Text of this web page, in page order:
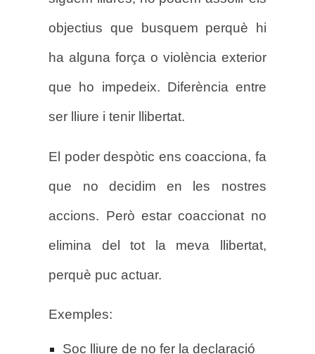
objectius que busquem perquè hi
ha alguna força o violència exterior
que ho impedeix. Diferència entre
ser lliure i tenir llibertat.
El poder despòtic ens coacciona, fa
que no decidim en les nostres
accions. Però estar coaccionat no
elimina del tot la meva llibertat,
perquè puc actuar.
Exemples:
Soc lliure de no fer la declaració